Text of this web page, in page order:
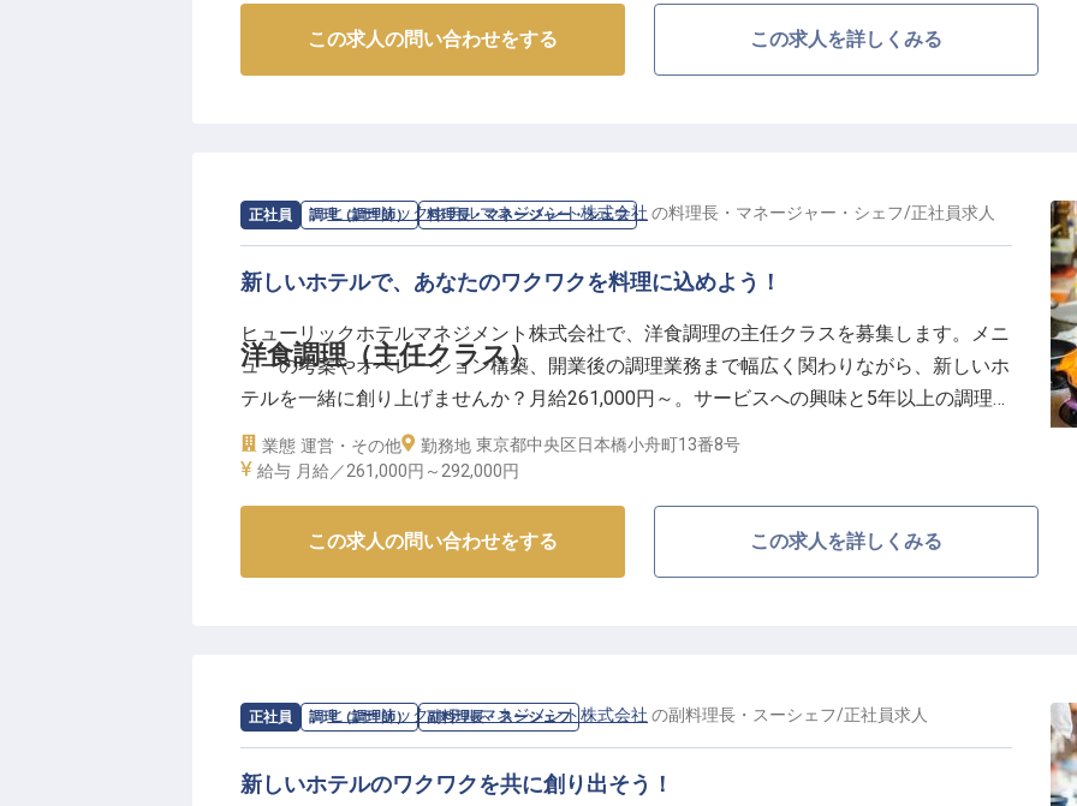
この求人の問い合わせをする この求人を詳しくみる
正社員 調理（調理師） 料理長・マネージャー・シェフ
洋食調理（主任クラス）
求人情報：ヒューリックホテルマネジメント株式会社 の料理長・マネージャー・シェフ/正社員求人
新しいホテルで、あなたのワクワクを料理に込めよう！
ヒューリックホテルマネジメント株式会社で、洋食調理の主任クラスを募集します。メニ
ューの考案やオペレーション構築、開業後の調理業務まで幅広く関わりながら、新しいホ
テルを一緒に創り上げませんか？月給261,000円～。サービスへの興味と5年以上の調理経
験を持つあなたの挑戦をお待ちしています！
※2025年04月17日時点の情報です
業態 運営・その他 勤務地 東京都中央区日本橋小舟町13番8号
給与 月給／261,000円～ 292,000円
この求人の問い合わせをする この求人を詳しくみる
正社員 調理（調理師） 副料理長・スーシェフ
求人情報：ヒューリックホテルマネジメント株式会社 の副料理長・スーシェフ/正社員求人
新しいホテルのワクワクを共に創り出そう！